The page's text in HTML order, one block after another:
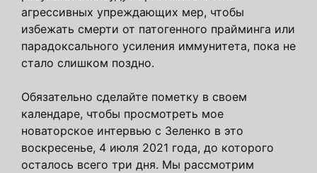
агрессивных упреждающих мер, чтобы
избежать смерти от патогенного прайминга или
парадоксального усиления иммунитета, пока не
стало слишком поздно.
Обязательно сделайте пометку в своем
календаре, чтобы просмотреть мое
новаторское интервью с Зеленко в это
воскресенье, 4 июля 2021 года, до которого
осталось всего три дня. Мы рассмотрим